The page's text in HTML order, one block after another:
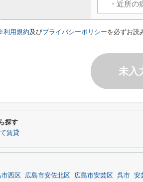
利用規約及びプライバシーポリシーを必ずお読
未入
探す
賃貸
市西区 広島市安佐北区 広島市安芸区 呉市 安